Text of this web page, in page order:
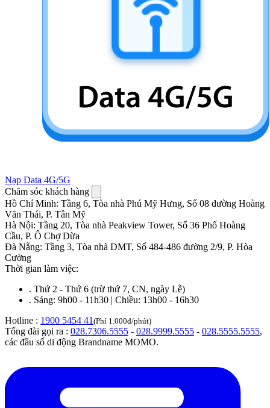
Nạp Data 4G/5G
Chăm sóc khách hàng
Hồ Chí Minh: Tầng 6, Tòa nhà Phú Mỹ Hưng, Số 08 đường Hoàng
Văn Thái, P. Tân Mỹ
Hà Nội: Tầng 20, Tòa nhà Peakview Tower, Số 36 Phố Hoàng
Cầu, P. Ô Chợ Dừa
Đà Nẵng: Tầng 3, Tòa nhà DMT, Số 484-486 đường 2/9, P. Hòa
Cường
Thời gian làm việc:
. Thứ 2 - Thứ 6 (trừ thứ 7, CN, ngày Lễ)
. Sáng: 9h00 - 11h30 | Chiều: 13h00 - 16h30
Hotline : 1900 5454 41 (Phí 1.000đ/phút)
Tổng đài gọi ra : 028.7306.5555 - 028.9999.5555 - 028.5555.5555,
các đầu số di động Brandname MOMO.